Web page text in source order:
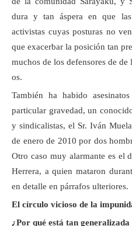
dura y tan áspera en que
activistas cuyas posturas no
que exacerbar la posición tan
muchos de los defensores de de
os.
También ha habido
particular gravedad, un
y sindicalistas, el Sr. Iván
de enero de 2010 por dos
Otro caso muy alarmante es el
Herrera, a quien mataron
en detalle en párrafos ulteriores.
El círculo vicioso de la
¿Por qué está tan